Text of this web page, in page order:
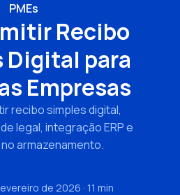
PMEs
Recibo
Digital para
Empresas
recibo simples digital,
legal, integração ERP e
armazenamento.
de 2026 · 11 min